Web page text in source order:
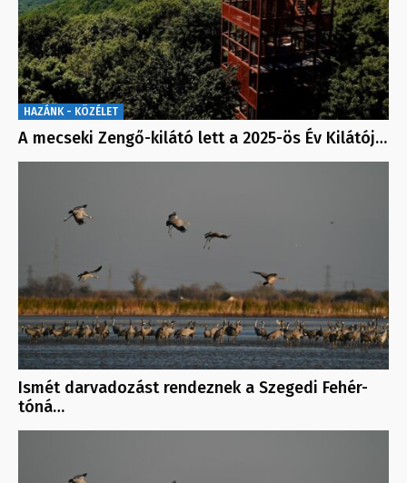
HAZÁNK - KÖZÉLET
A mecseki Zengő-kilátó lett a 2025-ös Év Kilátój…
Ismét darvadozást rendeznek a Szegedi Fehér-
tóná…